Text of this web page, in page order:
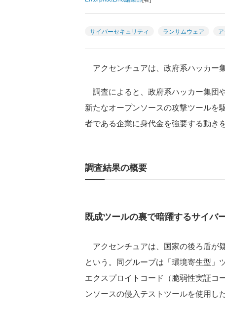
サイバーセキュリティ ランサムウェア
アクセンチュアは、政府系ハッカー
調査によると、政府系ハッカー集団
新たなオープンソースの攻撃ツールを
者である企業に身代金を強要する動き
調査結果の概要
既成ツールの裏で暗躍するサイバ
アクセンチュアは、国家の後ろ盾が
という。同グループは「環境寄生型」
エクスプロイトコード（脆弱性実証コ
ンソースの侵入テストツールを使用し